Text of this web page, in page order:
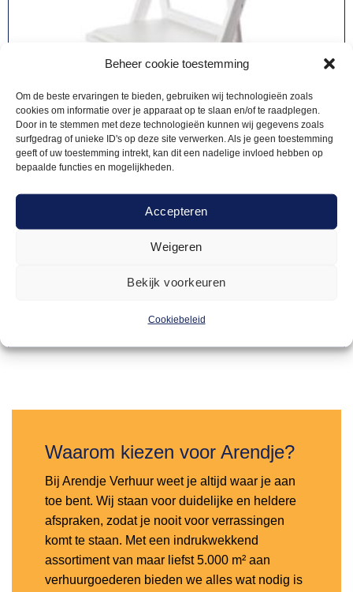
Beheer cookie toestemming
Om de beste ervaringen te bieden, gebruiken wij technologieën zoals
cookies om informatie over je apparaat op te slaan en/of te raadplegen.
Door in te stemmen met deze technologieën kunnen wij gegevens zoals
surfgedrag of unieke ID's op deze site verwerken. Als je geen toestemming
geeft of uw toestemming intrekt, kan dit een nadelige invloed hebben op
bepaalde functies en mogelijkheden.
Accepteren
Weigeren
Bekijk voorkeuren
Cookiebeleid
Waarom kiezen voor Arendje?
Bij Arendje Verhuur weet je altijd waar je aan
toe bent. Wij staan voor duidelijke en heldere
afspraken, zodat je nooit voor verrassingen
komt te staan. Met een indrukwekkend
assortiment van maar liefst 5.000 m² aan
verhuurgoederen bieden we alles wat nodig is